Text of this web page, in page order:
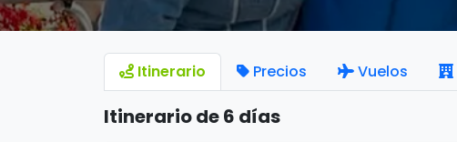
Itinerario Precios Vuelos
Itinerario de 6 días